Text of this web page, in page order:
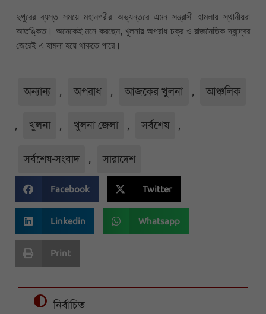
দুপুরের ব্যস্ত সময়ে মহানগরীর অভ্যন্তরে এমন সন্ত্রাসী হামলায় স্থানীয়রা
আতঙ্কিত। অনেকেই মনে করছেন, খুলনায় অপরাধ চক্র ও রাজনৈতিক দ্বন্দ্বের
জেরেই এ হামলা হয়ে থাকতে পারে।
অন্যান্য , অপরাধ , আজকের খুলনা , আঞ্চলিক
, খুলনা , খুলনা জেলা , সর্বশেষ ,
সর্বশেষ-সংবাদ , সারাদেশ
Facebook Twitter
Linkedin Whatsapp
Print
নির্বাচিত